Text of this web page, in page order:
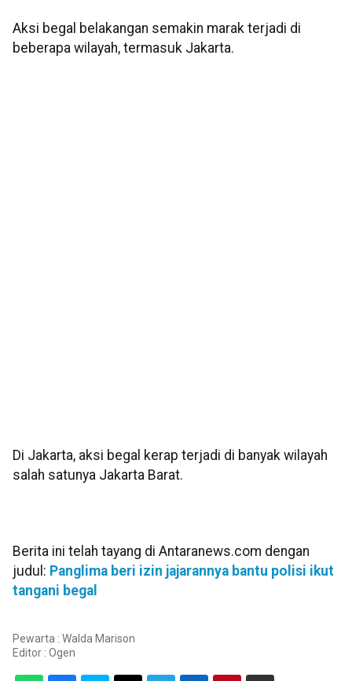
Aksi begal belakangan semakin marak terjadi di
beberapa wilayah, termasuk Jakarta.
Di Jakarta, aksi begal kerap terjadi di banyak wilayah
salah satunya Jakarta Barat.
Berita ini telah tayang di Antaranews.com dengan
judul: Panglima beri izin jajarannya bantu polisi ikut
tangani begal
Pewarta : Walda Marison
Editor : Ogen